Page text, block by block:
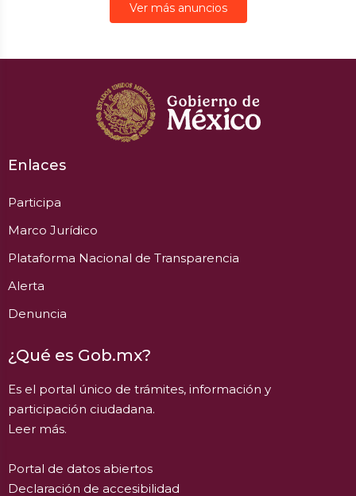
Ver más anuncios
Enlaces
Participa
Marco Jurídico
Plataforma Nacional de Transparencia
Alerta
Denuncia
¿Qué es Gob.mx?
Es el portal único de trámites, información y
participación ciudadana.
Leer más.
Portal de datos abiertos
Declaración de accesibilidad